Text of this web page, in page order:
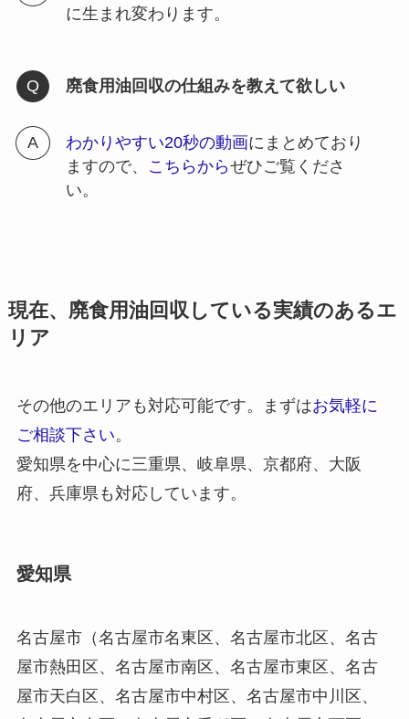
に生まれ変わります。
廃食用油回収の仕組みを教えて欲しい
わかりやすい20秒の動画にまとめており
ますので、
こちらからぜひご覧くださ
い。
現在、廃食用油回収している実績のあるエ
リア
その他のエリアも対応可能です。まずはお気軽に
ご相談下さい。
愛知県を中心に三重県、岐阜県、京都府、大阪
府、兵庫県も対応しています。
愛知県
名古屋市（名古屋市名東区、名古屋市北区、名古
屋市熱田区、名古屋市南区、名古屋市東区、名古
屋市天白区、名古屋市中村区、名古屋市中川区、